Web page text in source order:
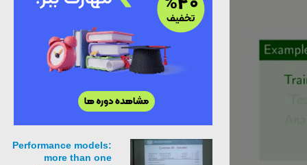
Performance models:
more than one